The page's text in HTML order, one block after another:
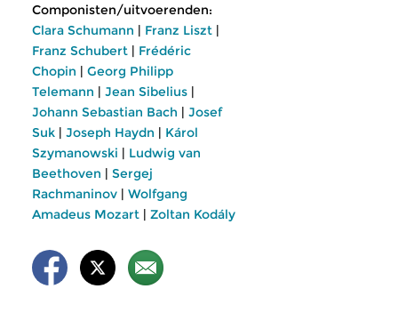
Componisten/uitvoerenden:
Clara Schumann | Franz Liszt |
Franz Schubert | Frédéric
Chopin | Georg Philipp
Telemann | Jean Sibelius |
Johann Sebastian Bach | Josef
Suk | Joseph Haydn | Károl
Szymanowski | Ludwig van
Beethoven | Sergej
Rachmaninov | Wolfgang
Amadeus Mozart | Zoltan Kodály